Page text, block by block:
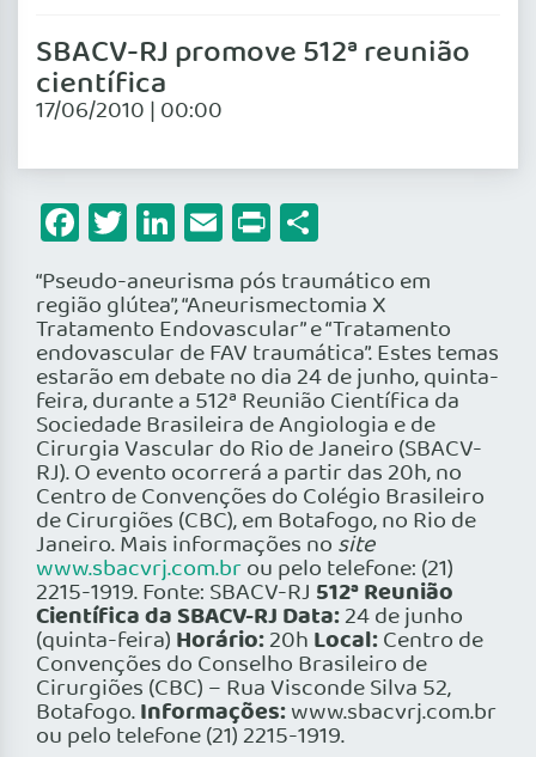
SBACV-RJ promove 512ª reunião
científica
17/06/2010 | 00:00
Facebook
Twitter
LinkedIn
Email
Print
“Pseudo-aneurisma pós traumático em
região glútea”, “Aneurismectomia X
Tratamento Endovascular” e “Tratamento
endovascular de FAV traumática”. Estes temas
estarão em debate no dia 24 de junho, quinta-
feira, durante a 512ª Reunião Científica da
Sociedade Brasileira de Angiologia e de
Cirurgia Vascular do Rio de Janeiro (SBACV-
RJ). O evento ocorrerá a partir das 20h, no
Centro de Convenções do Colégio Brasileiro
de Cirurgiões (CBC), em Botafogo, no Rio de
Janeiro. Mais informações no site
www.sbacvrj.com.brou pelo telefone: (21)
2215-1919. Fonte: SBACV-RJ 512ª Reunião
Científica da SBACV-RJData:24 de junho
(quinta-feira) Horário:20h Local:Centro de
Convenções do Conselho Brasileiro de
Cirurgiões (CBC) – Rua Visconde Silva 52,
Botafogo.Informações:www.sbacvrj.com.br
ou pelo telefone (21) 2215-1919.